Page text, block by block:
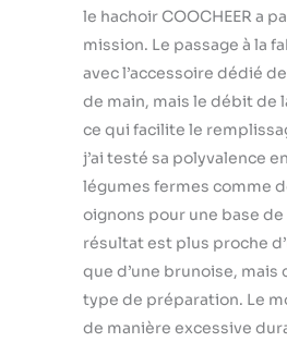
le hachoir COOCHEER a
mission. Le passage à la
avec l’accessoire dédié
de main, mais le débit de
ce qui facilite le
j’ai testé sa polyvalence
légumes fermes comme
oignons pour une base
résultat est plus proche
que d’une brunoise, mais
type de préparation. Le
de manière excessive